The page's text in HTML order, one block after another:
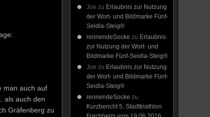
man auch auf
als auch den
Gräfenberg zu
Joe zu Erlaubnis zur Nutzung
der Wort- und Bildmarke Fünf-
Seidla-Steig®
rennendeSocke zu Erlaubnis
zur Nutzung der Wort- und
Bildmarke Fünf-Seidla-Steig®
Joe zu Erlaubnis zur Nutzung
der Wort- und Bildmarke Fünf-
Seidla-Steig®
rennendeSocke zu
Kurzbericht 5. Stadttriathlon